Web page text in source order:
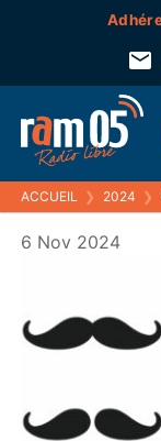
ACCUEIL ❯ 2024 ❯
6 Nov 2024